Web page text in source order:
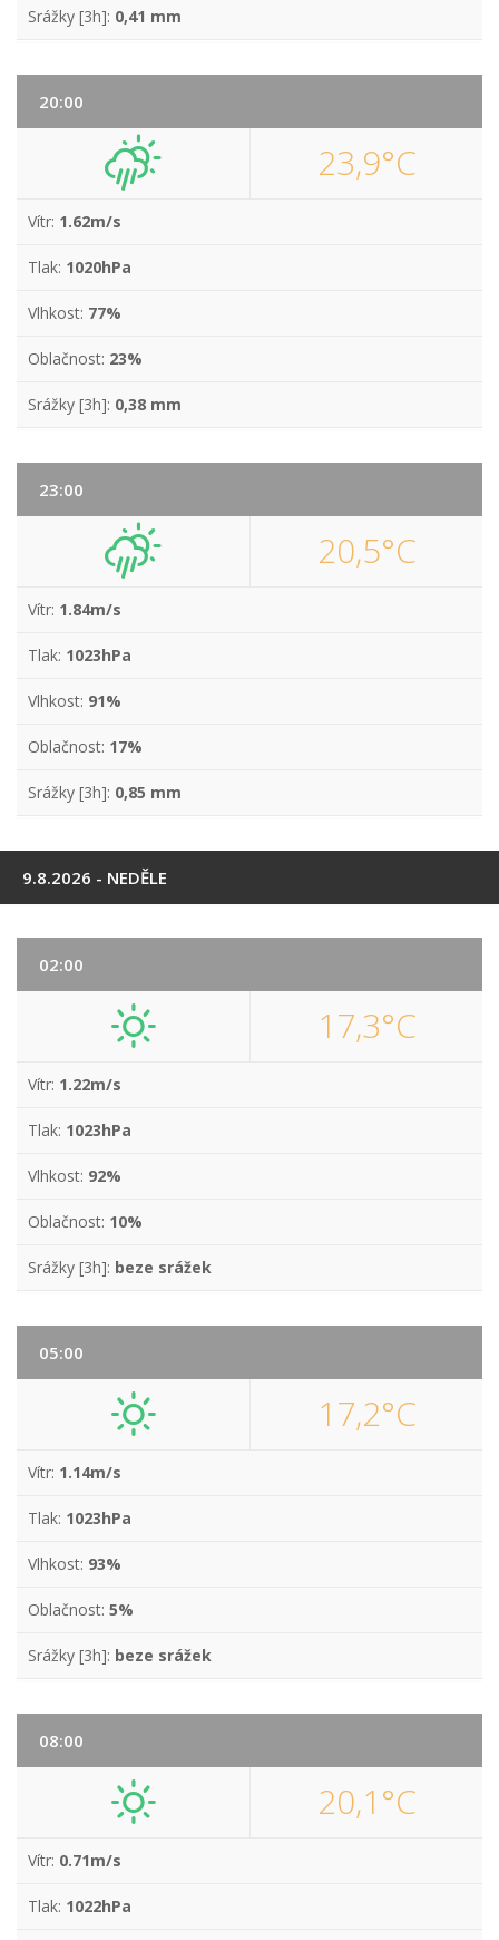
Srážky [3h]: 0,41 mm
20:00
23,9°C
Vítr: 1.62m/s
Tlak: 1020hPa
Vlhkost: 77%
Oblačnost: 23%
Srážky [3h]: 0,38 mm
23:00
20,5°C
Vítr: 1.84m/s
Tlak: 1023hPa
Vlhkost: 91%
Oblačnost: 17%
Srážky [3h]: 0,85 mm
9.8.2026 - NEDĚLE
02:00
17,3°C
Vítr: 1.22m/s
Tlak: 1023hPa
Vlhkost: 92%
Oblačnost: 10%
Srážky [3h]: beze srážek
05:00
17,2°C
Vítr: 1.14m/s
Tlak: 1023hPa
Vlhkost: 93%
Oblačnost: 5%
Srážky [3h]: beze srážek
08:00
20,1°C
Vítr: 0.71m/s
Tlak: 1022hPa